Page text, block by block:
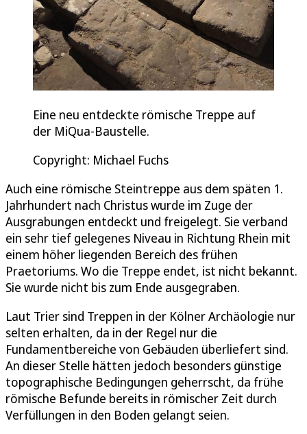
Eine neu entdeckte römische Treppe auf
der MiQua-Baustelle.
Copyright: Michael Fuchs
Auch eine römische Steintreppe aus dem späten 1.
Jahrhundert nach Christus wurde im Zuge der
Ausgrabungen entdeckt und freigelegt. Sie verband
ein sehr tief gelegenes Niveau in Richtung Rhein mit
einem höher liegenden Bereich des frühen
Praetoriums. Wo die Treppe endet, ist nicht bekannt.
Sie wurde nicht bis zum Ende ausgegraben.
Laut Trier sind Treppen in der Kölner Archäologie nur
selten erhalten, da in der Regel nur die
Fundamentbereiche von Gebäuden überliefert sind.
An dieser Stelle hätten jedoch besonders günstige
topographische Bedingungen geherrscht, da frühe
römische Befunde bereits in römischer Zeit durch
Verfüllungen in den Boden gelangt seien.